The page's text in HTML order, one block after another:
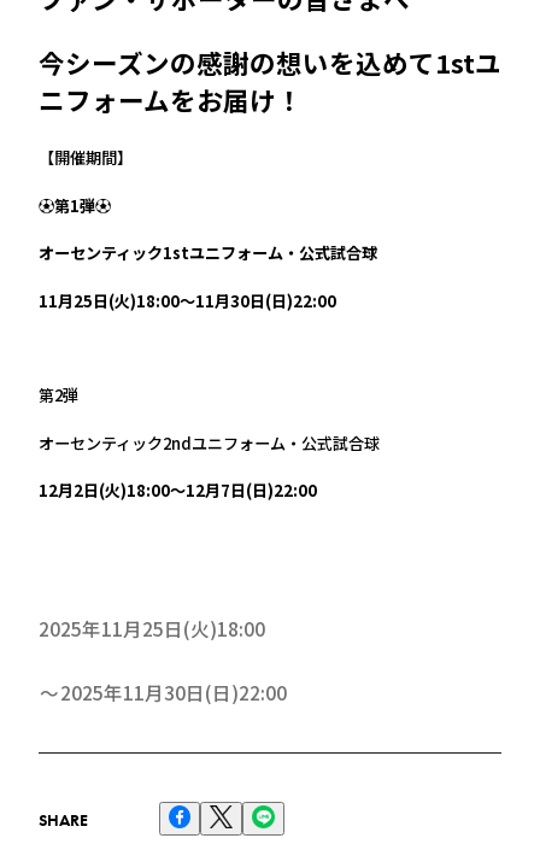
今シーズンの感謝の想いを込めて1stユ
ニフォームをお届け！
【開催期間】
⚽第1弾⚽
オーセンティック1stユニフォーム・公式試合球
11月25日(火)18:00～11月30日(日)22:00
第2弾
オーセンティック2ndユニフォーム・公式試合球
12月2日(火)18:00～12月7日(日)22:00
2025年11月25日(火)18:00
2025年11月30日(日)22:00
SHARE